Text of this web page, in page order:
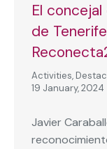
El
de
Activities,
19 January, 2024
Javier